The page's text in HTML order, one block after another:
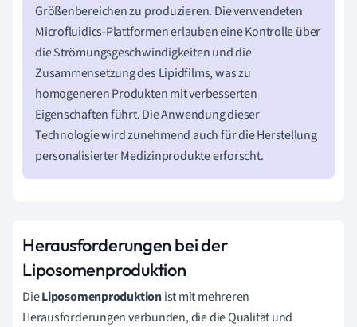
Größenbereichen zu produzieren. Die verwendeten
Microfluidics-Plattformen erlauben eine Kontrolle über
die Strömungsgeschwindigkeiten und die
Zusammensetzung des Lipidfilms, was zu
homogeneren Produkten mit verbesserten
Eigenschaften führt. Die Anwendung dieser
Technologie wird zunehmend auch für die Herstellung
personalisierter Medizinprodukte erforscht.
Herausforderungen bei der
Liposomenproduktion
DieLiposomenproduktionist mit mehreren
Herausforderungen verbunden, die die Qualität und